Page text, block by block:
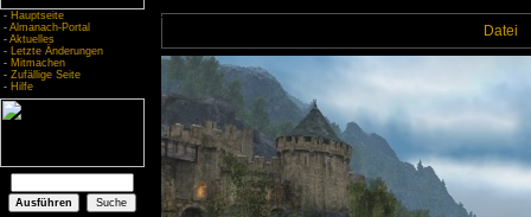
- Hauptseite
- Almanach-Portal
- Aktuelles
- Letzte Änderungen
- Mitmachen
- Zufällige Seite
- Hilfe
Datei